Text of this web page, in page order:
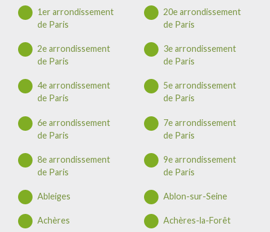
1er arrondissement
de Paris
20e arrondissement
de Paris
2e arrondissement
de Paris
3e arrondissement
de Paris
4e arrondissement
de Paris
5e arrondissement
de Paris
6e arrondissement
de Paris
7e arrondissement
de Paris
8e arrondissement
de Paris
9e arrondissement
de Paris
Ableiges Ablon-sur-Seine
Achères Achères-la-Forêt